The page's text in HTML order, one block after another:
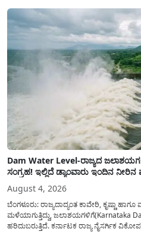
Dam Water Level-ರಾಜ್ಯದ
ಸಂಗ್ರಹ! ಇಲ್ಲಿದೆ ಡ್ಯಾಂವಾರು ಇಂದಿನ ನೀರಿನ
August 4, 2026
ಬೆಂಗಳೂರು: ರಾಜ್ಯದಾದ್ಯಂತ ಕಾವೇರಿ, ಕೃಷ್ಣಾ
ಮಳೆಯಾಗುತ್ತಿದ್ದು, ಜಲಾಶಯಗಳಿಗೆ(Karnataka
ಹರಿದುಬರುತ್ತಿದೆ. ಕರ್ನಾಟಕ ರಾಜ್ಯ ನೈಸರ್ಗಿಕ